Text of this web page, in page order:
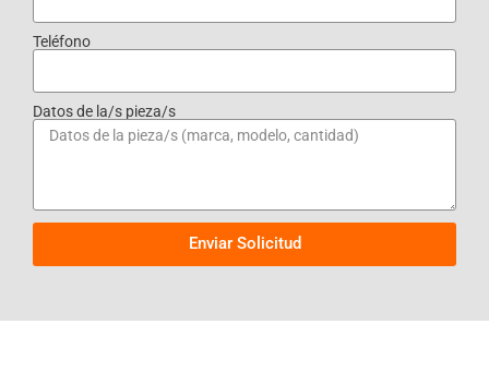
Teléfono
Datos de la/s pieza/s
Enviar Solicitud